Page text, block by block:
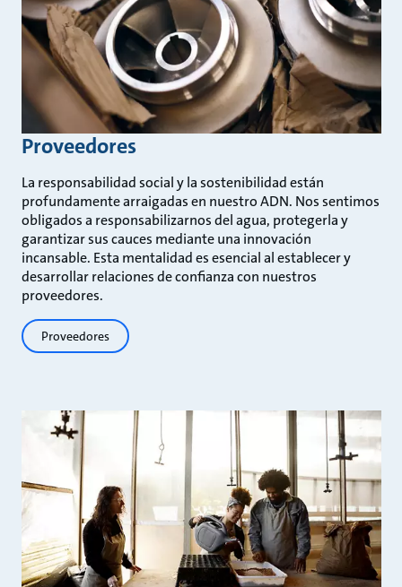
Proveedores
La responsabilidad social y la sostenibilidad están
profundamente arraigadas en nuestro ADN. Nos sentimos
obligados a responsabilizarnos del agua, protegerla y
garantizar sus cauces mediante una innovación
incansable. Esta mentalidad es esencial al establecer y
desarrollar relaciones de confianza con nuestros
proveedores.
Proveedores